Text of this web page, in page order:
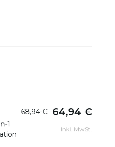
68,94 € 64,94 €
1
Inkl. MwSt.